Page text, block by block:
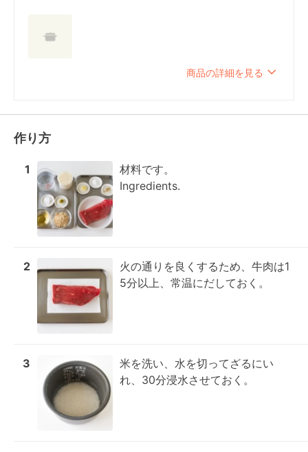
商品の詳細を見る
作り方
1
材料です。
Ingredients.
2
火の通りを良くするため、牛肉は1
5分以上、常温にだしておく。
3
米を洗い、水を切ってざるにい
れ、30分浸水させておく。